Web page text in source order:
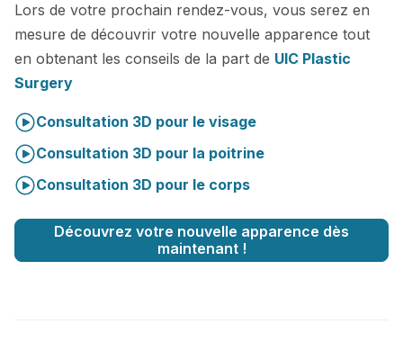
Lors de votre prochain rendez-vous, vous serez en
mesure de découvrir votre nouvelle apparence tout
en obtenant les conseils de la part de UIC Plastic
Surgery
Consultation 3D pour le visage
Consultation 3D pour la poitrine
Consultation 3D pour le corps
Découvrez votre nouvelle apparence dès
maintenant !